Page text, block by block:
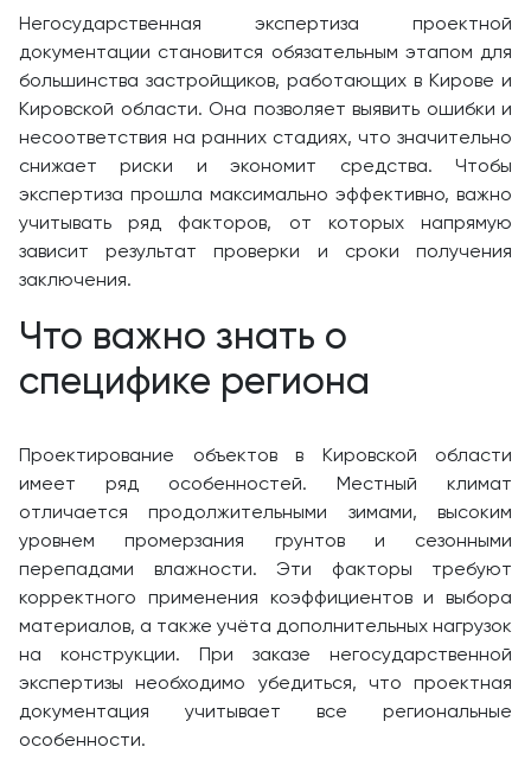
Негосударственная экспертиза проектной
документации становится обязательным этапом для
большинства застройщиков, работающих в Кирове и
Кировской области. Она позволяет выявить ошибки и
несоответствия на ранних стадиях, что значительно
снижает риски и экономит средства. Чтобы
экспертиза прошла максимально эффективно, важно
учитывать ряд факторов, от которых напрямую
зависит результат проверки и сроки получения
заключения.
Что важно знать о
специфике региона
Проектирование объектов в Кировской области
имеет ряд особенностей. Местный климат
отличается продолжительными зимами, высоким
уровнем промерзания грунтов и сезонными
перепадами влажности. Эти факторы требуют
корректного применения коэффициентов и выбора
материалов, а также учёта дополнительных нагрузок
на конструкции. При заказе негосударственной
экспертизы необходимо убедиться, что проектная
документация учитывает все региональные
особенности.